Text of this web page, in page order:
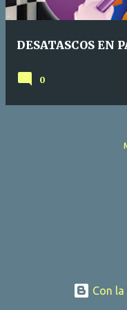
d
DESATASCOS EN
0
Con